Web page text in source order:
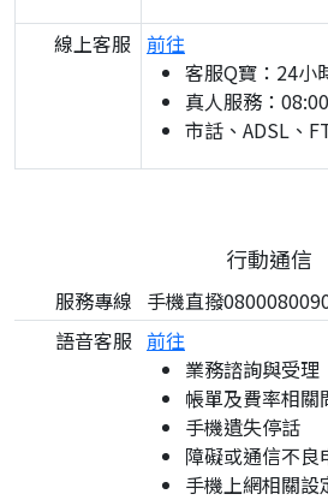
線上客服 前往
客服Q寶：24小
真人服務：
市話、ADSL、
行動通信
服務專線 手機直撥
語音客服 前往
業務諮詢與受理
帳單及費率相
手機遺失停話
障礙或通信不良
手機上網相關